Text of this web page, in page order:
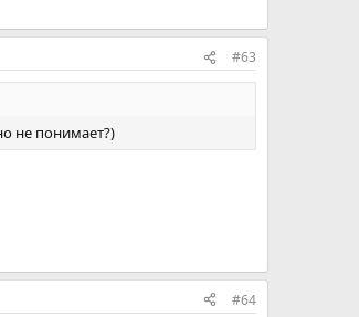
#63
не понимает?)
#64